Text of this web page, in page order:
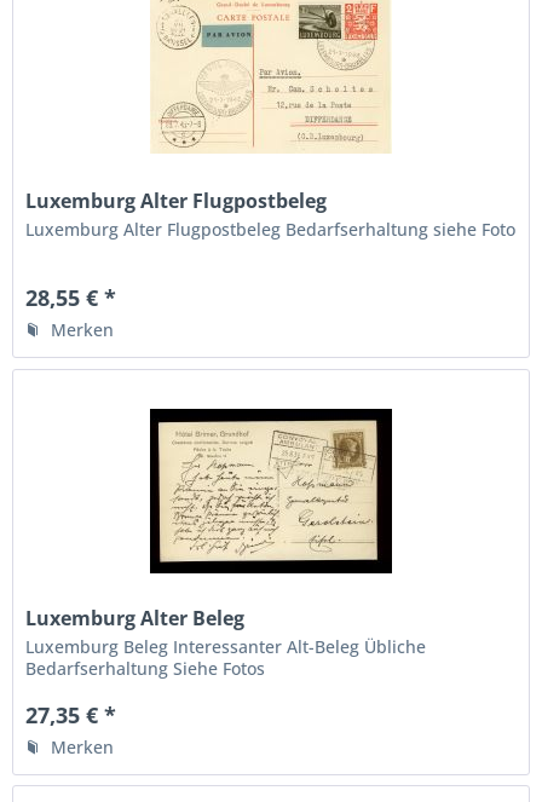
Luxemburg Alter Flugpostbeleg
Luxemburg Alter Flugpostbeleg Bedarfserhaltung siehe Foto
28,55 € *
Merken
Luxemburg Alter Beleg
Luxemburg Beleg Interessanter Alt-Beleg Übliche
Bedarfserhaltung Siehe Fotos
27,35 € *
Merken